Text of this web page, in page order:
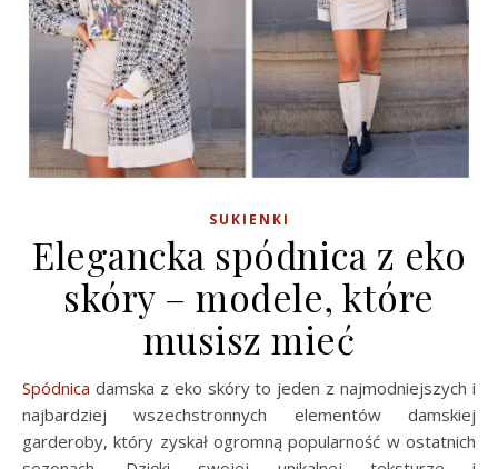
SUKIENKI
Elegancka spódnica z eko
skóry – modele, które
musisz mieć
Spódnica damska z eko skóry to jeden z najmodniejszych i
najbardziej wszechstronnych elementów damskiej
garderoby, który zyskał ogromną popularność w ostatnich